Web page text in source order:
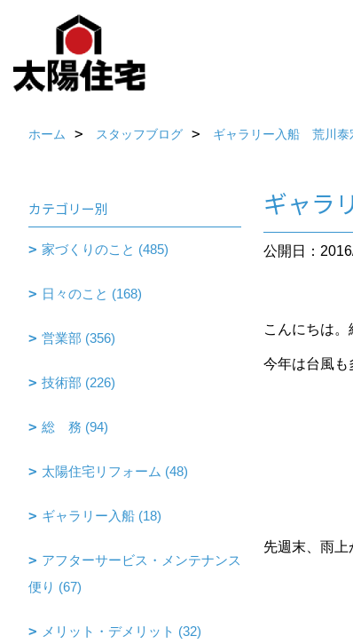
ホーム スタッフブログ ギャラリー入船 荒川
ギャラ
公開日：
こんにちは。
今年は台風も
先週末、雨
カテゴリー別
家づくりのこと (485)
日々のこと (168)
営業部 (356)
技術部 (226)
総 務 (94)
太陽住宅リフォーム (48)
ギャラリー入船 (18)
アフターサービス・メンテナンス
便り (67)
メリット・デメリット (32)